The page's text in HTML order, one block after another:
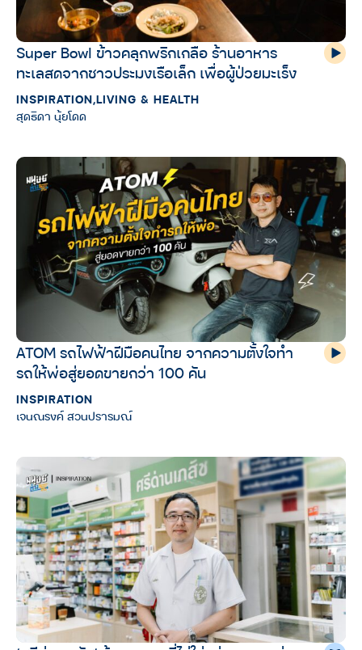
Super Bowl ข้าวคลุกพริกเกลือ ร้านอาหาร
ทะเลสดจากชาวประมงเรือเล็ก เพื่อผู้ป่วยมะเร็ง
INSPIRATION,LIVING & HEALTH
สุดธิดา นุ้ยโดด
ATOM รถไฟฟ้าฝีมือคนไทย จากความตั้งใจทำ
รถให้พ่อสู่ยอดขายกว่า 100 คัน
INSPIRATION
เจนณรงค์ สวนปรารมณ์